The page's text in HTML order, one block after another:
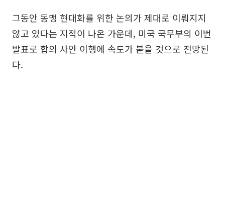
그동안 동맹 현대화를 위한 논의가 제대로 이뤄지지
않고 있다는 지적이 나온 가운데, 미국 국무부의 이번
발표로 합의 사안 이행에 속도가 붙을 것으로 전망된
다.